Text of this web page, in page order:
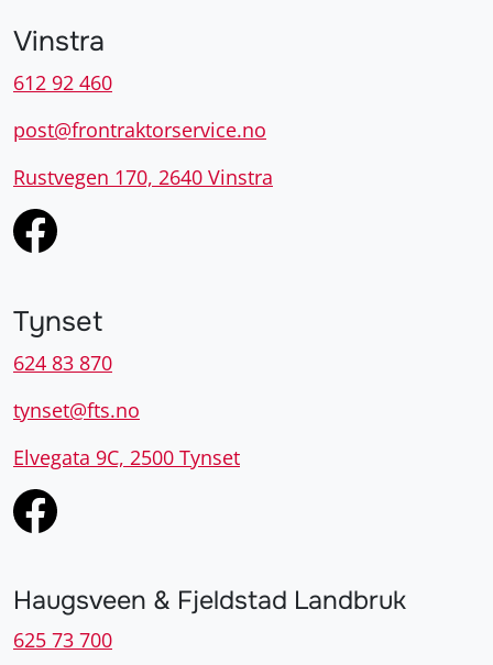
Vinstra
612 92 460
post@frontraktorservice.no
Rustvegen 170, 2640 Vinstra
Tynset
624 83 870
tynset@fts.no
Elvegata 9C, 2500 Tynset
Haugsveen & Fjeldstad Landbruk
625 73 700